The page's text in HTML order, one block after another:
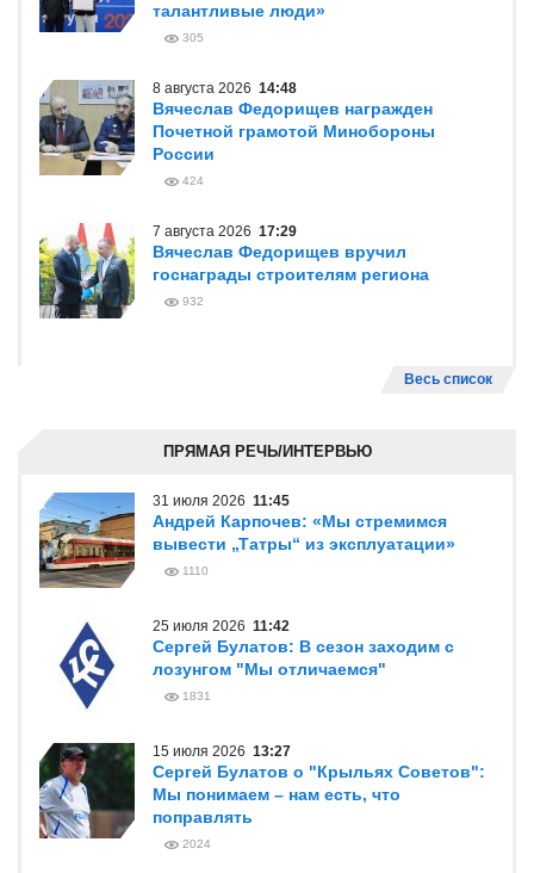
талантливые люди»
305
8 августа 2026 14:48
Вячеслав Федорищев награжден
Почетной грамотой Минобороны
России
424
7 августа 2026 17:29
Вячеслав Федорищев вручил
госнаграды строителям региона
932
Весь список
ПРЯМАЯ РЕЧЬ/ИНТЕРВЬЮ
31 июля 2026 11:45
Андрей Карпочев: «Мы стремимся
вывести „Татры“ из эксплуатации»
1110
25 июля 2026 11:42
Сергей Булатов: В сезон заходим с
лозунгом "Мы отличаемся"
1831
15 июля 2026 13:27
Сергей Булатов о "Крыльях Советов":
Мы понимаем – нам есть, что
поправлять
2024